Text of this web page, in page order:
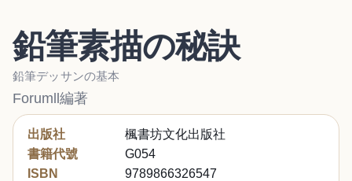
鉛筆素描の秘訣
鉛筆デッサンの基本
Forumll編著
出版社
楓書坊文化出版社
書籍代號
G054
ISBN
9789866326547